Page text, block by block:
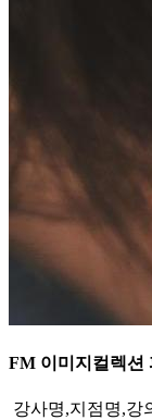
FM 이미지컬렉션
강사명,지점명,강